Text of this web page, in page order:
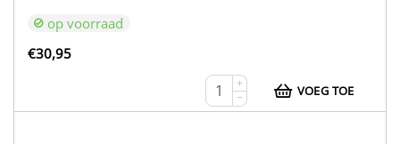
op voorraad
€30,95
+
−
VOEG TOE